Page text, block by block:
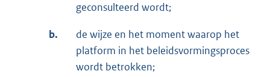
geconsulteerd wordt;
b.
de wijze en het moment waarop het
platform in het beleidsvormingsproces
wordt betrokken;